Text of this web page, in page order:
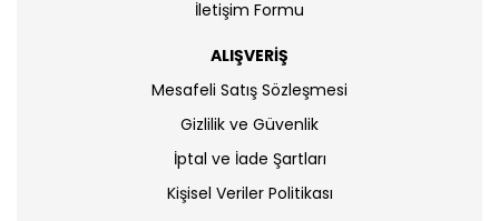
İletişim Formu
ALIŞVERİŞ
Mesafeli Satış Sözleşmesi
Gizlilik ve Güvenlik
İptal ve İade Şartları
Kişisel Veriler Politikası